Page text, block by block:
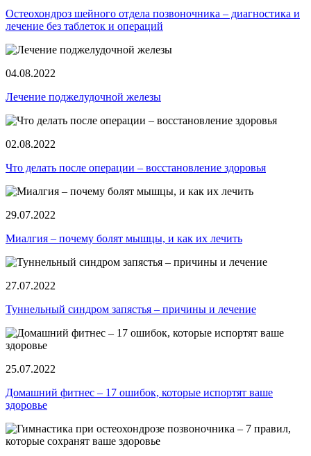
Остеохондроз шейного отдела позвоночника ‒ диагностика и
лечение без таблеток и операций
04.08.2022
Лечение поджелудочной железы
02.08.2022
Что делать после операции ‒ восстановление здоровья
29.07.2022
Миалгия ‒ почему болят мышцы, и как их лечить
27.07.2022
Туннельный синдром запястья ‒ причины и лечение
25.07.2022
Домашний фитнес ‒ 17 ошибок, которые испортят ваше
здоровье